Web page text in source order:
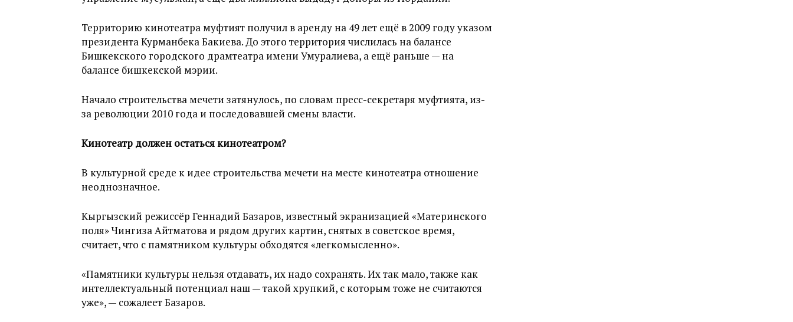
Территорию кинотеатра муфтият получил в аренду на 49 лет ещё в 2009 году указом
президента Курманбека Бакиева. До этого территория числилась на балансе
Бишкекского городского драмтеатра имени Умуралиева, а ещё раньше — на
балансе бишкекской мэрии.
Начало строительства мечети затянулось, по словам пресс-секретаря муфтията, из-
за революции 2010 года и последовавшей смены власти.
Кинотеатр должен остаться кинотеатром?
В культурной среде к идее строительства мечети на месте кинотеатра отношение
неоднозначное.
Кыргызский режиссёр Геннадий Базаров, известный экранизацией «Материнского
поля» Чингиза Айтматова и рядом других картин, снятых в советское время,
считает, что с памятником культуры обходятся «легкомысленно».
«Памятники культуры нельзя отдавать, их надо сохранять. Их так мало, также как
интеллектуальный потенциал наш — такой хрупкий, с которым тоже не считаются
уже», — сожалеет Базаров.